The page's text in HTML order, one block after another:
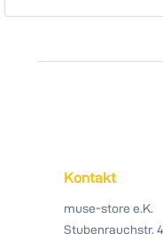
Kontakt
muse-store e.K.
Stubenrauchstr.